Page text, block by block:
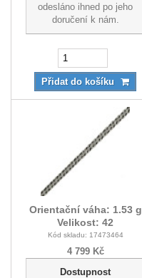
odesláno ihned po jeho
doručení k nám.
Přidat do košíku
Orientační váha: 1.53 g
Velikost: 42
Kód skladu: 17473464
4 799 Kč
Dostupnost